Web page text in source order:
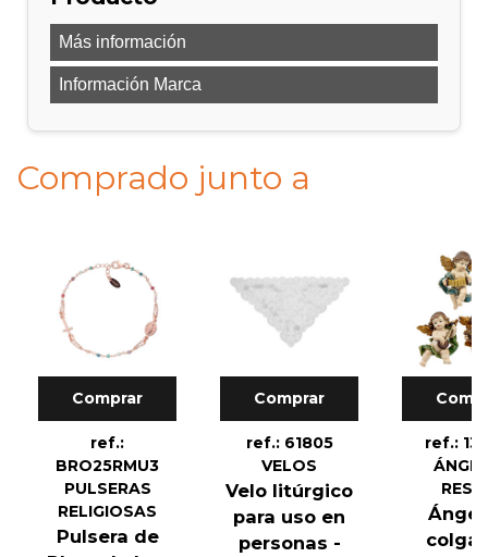
Más información
Información Marca
Comprado junto a
Comprar
ref.:
BRO25RMU3
PULSERAS
RELIGIOSAS
Pulsera de
Comprar
ref.: 61805
VELOS
Velo litúrgico
para uso en
personas -
ref.: